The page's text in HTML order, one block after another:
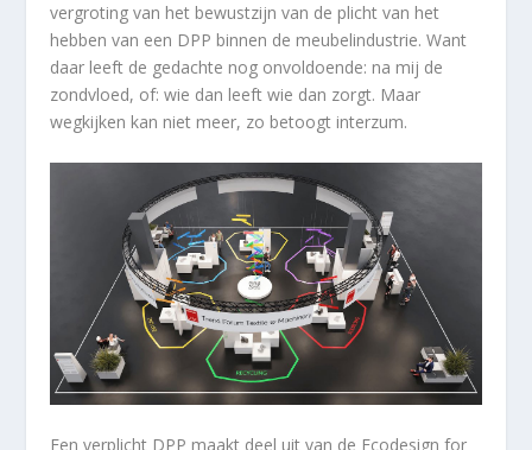
vergroting van het bewustzijn van de plicht van het
hebben van een DPP binnen de meubelindustrie. Want
daar leeft de gedachte nog onvoldoende: na mij de
zondvloed, of: wie dan leeft wie dan zorgt. Maar
wegkijken kan niet meer, zo betoogt interzum.
Een verplicht DPP maakt deel uit van de Ecodesign for